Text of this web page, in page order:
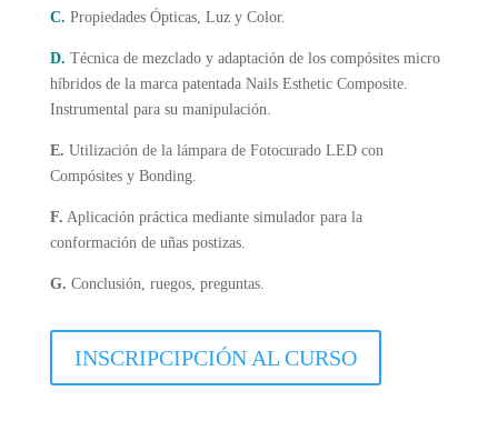
C. Propiedades Ópticas, Luz y Color.
D. Técnica de mezclado y adaptación de los compósites micro
híbridos de la marca patentada Nails Esthetic Composite.
Instrumental para su manipulación.
E. Utilización de la lámpara de Fotocurado LED con
Compósites y Bonding.
F. Aplicación práctica mediante simulador para la
conformación de uñas postizas.
G. Conclusión, ruegos, preguntas.
INSCRIPCIPCIÓN AL CURSO